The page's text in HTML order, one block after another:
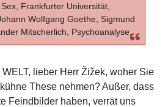
Frankfurter Universität,
Wolfgang Goethe, Sigmund
Mitscherlich, Psychoanalyse.
lieber Herr Žižek, woher Sie
These nehmen? Außer, dass
Feindbilder haben, verrät uns